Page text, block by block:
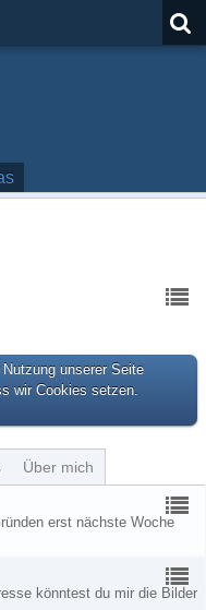
unserer Seite
wir Cookies setzen.
Über mich
erst nächste Woche
könntest du mir die Bilder